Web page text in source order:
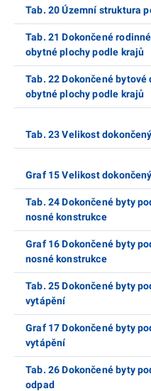
Tab. 20 Územní struktura
Tab. 21 Dokončené
obytné plochy podle krajů
Tab. 22 Dokončené bytové
obytné plochy podle krajů
Tab. 23 Velikost
Graf 15 Velikost
Tab. 24 Dokončené byty
nosné konstrukce
Graf 16 Dokončené byty
nosné konstrukce
Tab. 25 Dokončené byty
vytápění
Graf 17 Dokončené byty
vytápění
Tab. 26 Dokončené byty
odpad